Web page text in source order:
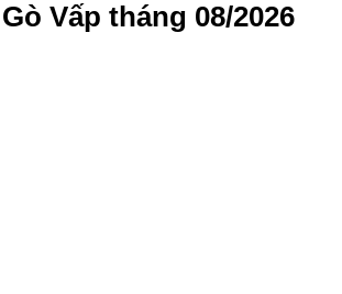
Vấp tháng 08/2026